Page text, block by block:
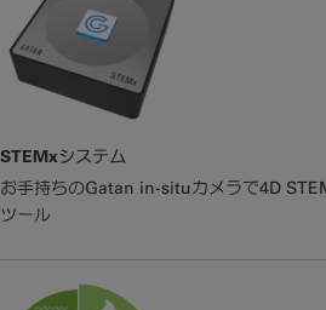
STEMxシステム
お手持ちのGatan in-situカメラで4D
ツール